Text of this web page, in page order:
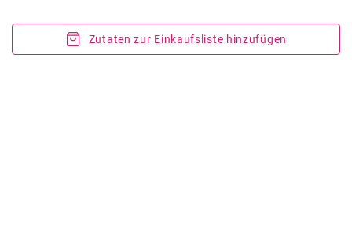
Zutaten zur Einkaufsliste hinzufügen